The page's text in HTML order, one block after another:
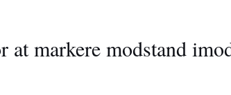
at markere modstand